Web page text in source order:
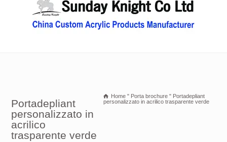
Portadepliant
personalizzato in
acrilico
trasparente verde
Home " Porta brochure " Portadepliant
personalizzato in acrilico trasparente verde